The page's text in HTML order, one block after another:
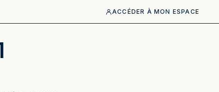
ACCÉDER À MON ESPACE